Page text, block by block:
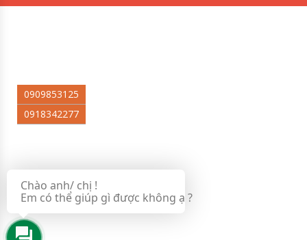
0909853125
0918342277
Chào anh/ chị !
Em có thể giúp gì được không ạ ?